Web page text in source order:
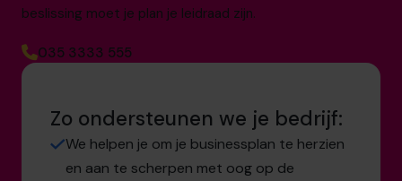
beslissing moet je plan je leidraad zijn.
035 3333 555
Zo ondersteunen we je bedrijf:
We helpen je om je businessplan te herzien
en aan te scherpen met oog op de